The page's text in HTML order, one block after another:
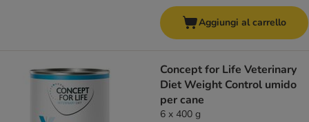
Aggiungi al carrello
Concept for Life Veterinary
Diet Weight Control umido
per cane
6 x 400 g